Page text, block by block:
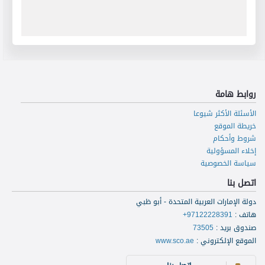
روابط هامة
الأسئلة الأكثر شيوعا
خريطة الموقع
شروط وأحكام
إخلاء المسؤولية
سياسة الخصوصية
اتصل بنا
دولة الإمارات العربية المتحدة - أبو ظبي
هاتف:
+97122228391
صندوق بريد:
73505
الموقع الإلكتروني:
www.sco.ae